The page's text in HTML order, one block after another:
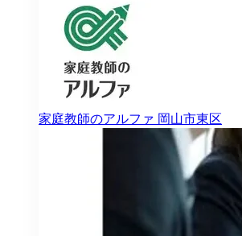
家庭教師のアルファ 岡山市東区